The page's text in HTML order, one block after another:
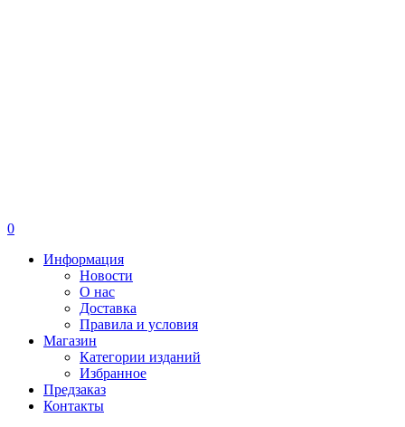
0
Информация
Новости
О нас
Доставка
Правила и условия
Магазин
Категории изданий
Избранное
Предзаказ
Контакты